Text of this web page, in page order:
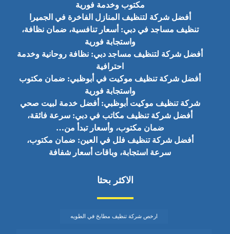
مكتوب وخدمة فورية
أفضل شركة لتنظيف المنازل الفاخرة في الجميرا
تنظيف مساجد في دبي: أسعار تنافسية، ضمان نظافة،
واستجابة فورية
أفضل شركة لتنظيف مساجد دبي: نظافة روحانية وخدمة
احترافية
أفضل شركة تنظيف موكيت في أبوظبي: ضمان مكتوب
واستجابة فورية
شركة تنظيف موكيت أبوظبي: أفضل خدمة لبيت صحي
أفضل شركة تنظيف مكاتب في دبي: سرعة فائقة،
ضمان مكتوب، وأسعار تبدأ من…
أفضل شركة تنظيف فلل في العين: ضمان مكتوب،
سرعة استجابة، وباقات أسعار شفافة
الاكثر بحثا
ارخص شركة تنظيف مطابخ في الطويه